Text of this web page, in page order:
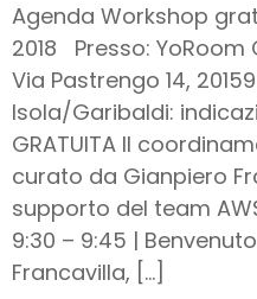
Agenda Workshop
2018 Presso:
Via Pastrengo 14,
Isola/Garibaldi:
GRATUITA Il
curato da Gianpiero
supporto del team
9:30 – 9:45 |
Francavilla, […]